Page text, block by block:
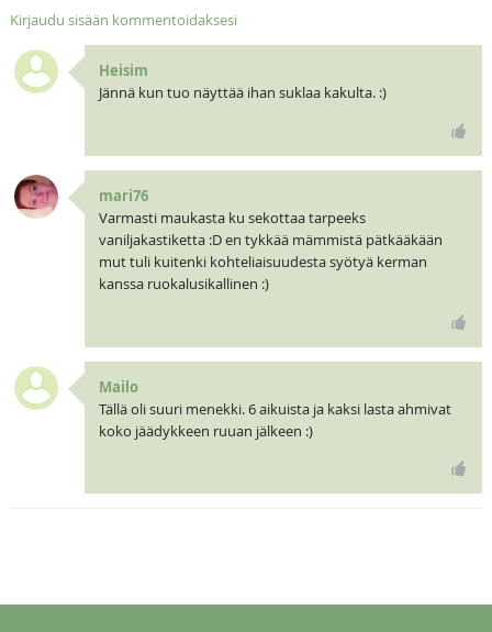
Kirjaudu sisään kommentoidaksesi
Heisim
Jännä kun tuo näyttää ihan suklaa kakulta. :)
mari76
Varmasti maukasta ku sekottaa tarpeeks
vaniljakastiketta :D en tykkää mämmistä pätkääkään
mut tuli kuitenki kohteliaisuudesta syötyä kerman
kanssa ruokalusikallinen :)
Mailo
Tällä oli suuri menekki. 6 aikuista ja kaksi lasta ahmivat
koko jäädykkeen ruuan jälkeen :)